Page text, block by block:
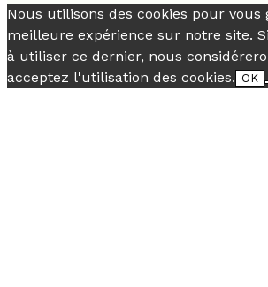
Nous utilisons des cookies pour vous
meilleure expérience sur notre site.
à utiliser ce dernier, nous
acceptez l'utilisation des cookies. OK